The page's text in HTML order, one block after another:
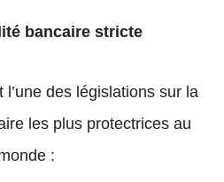
bancaire stricte
des législations sur la
les plus protectrices au
: